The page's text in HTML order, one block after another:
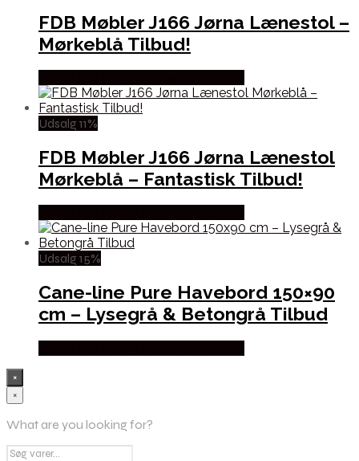
FDB Møbler J166 Jørna Lænestol –
Mørkeblå Tilbud!
Udsalg 11%
FDB Møbler J166 Jørna Lænestol
Mørkeblå – Fantastisk Tilbud!
Udsalg 15%
Cane-line Pure Havebord 150×90
cm – Lysegrå & Betongrå Tilbud
×
×
What are you looking for?